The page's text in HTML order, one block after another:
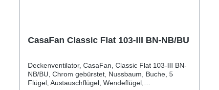
CasaFan Classic Flat 103-III BN-NB/BU
Deckenventilator, CasaFan, Classic Flat 103-III BN-
NB/BU, Chrom gebürstet, Nussbaum, Buche, 5
Flügel, Austauschflügel, Wendeflügel,